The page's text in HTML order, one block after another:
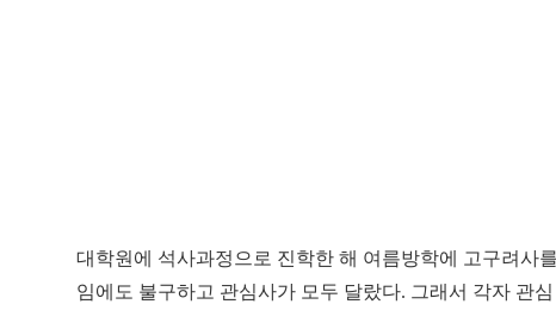
대학원에 석사과정으로 진학한 해 여름방학에 고구려사
임에도 불구하고 관심사가 모두 달랐다. 그래서 각자 관